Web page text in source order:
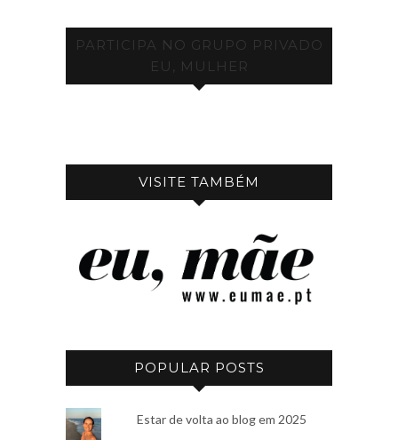
PARTICIPA NO GRUPO PRIVADO
EU, MULHER
VISITE TAMBÉM
POPULAR POSTS
Estar de volta ao blog em 2025